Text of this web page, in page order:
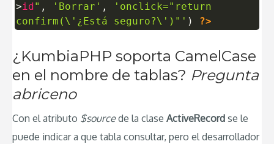
>id" , 'Borrar' ,
'onclick="return
confirm(\'¿Está seguro?\')"' ) ?>
¿KumbiaPHP soporta CamelCase
en el nombre de tablas? Pregunta
abriceno
Con el atributo $sourcede la clase ActiveRecord se le
puede indicar a que tabla consultar, pero el desarrollador